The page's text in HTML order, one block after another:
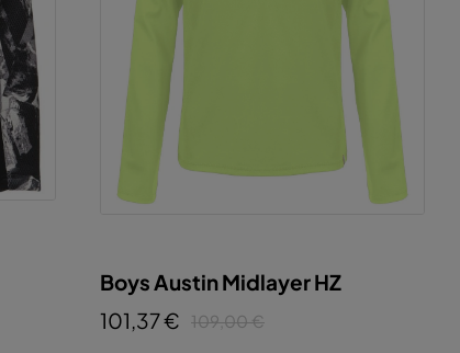
Boys Austin Midlayer HZ
101,37 € 109,00 €